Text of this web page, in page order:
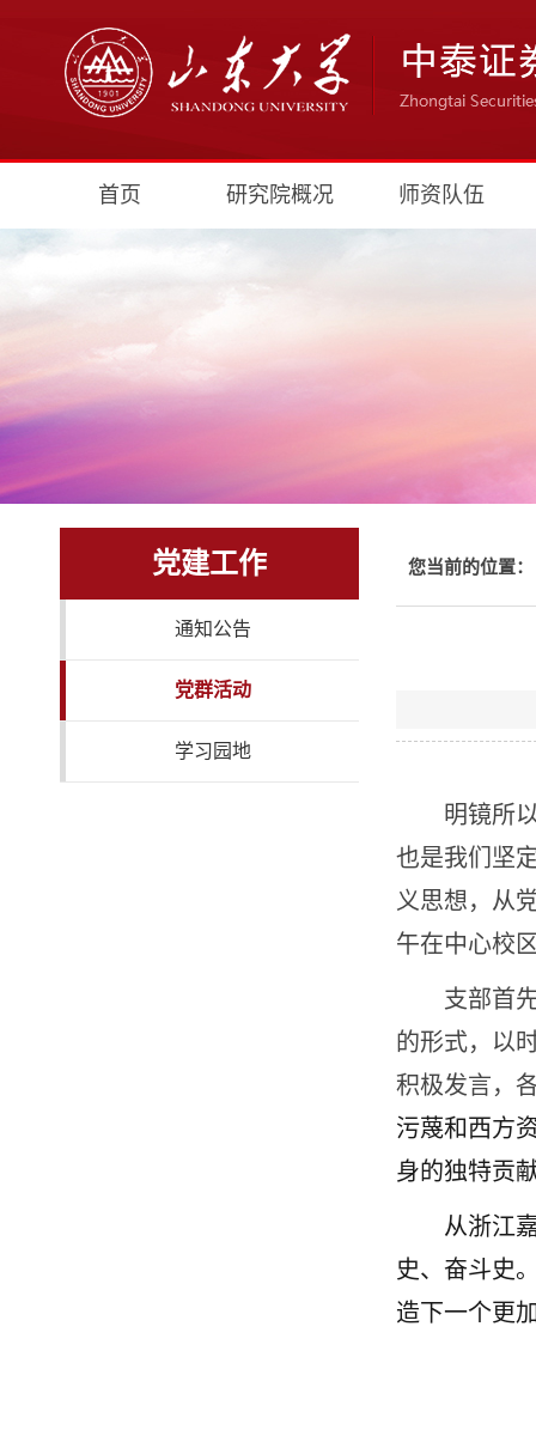
首页 研究院概况 师资队伍
党建工作
通知公告
党群活动
学习园地
您当前的位置：
明镜所
也是我们坚
义思想，从
午在中心校
支部首
的形式，以
积极发言，
污蔑和西方
身的独特贡
从浙江
史、奋斗史
造下一个更